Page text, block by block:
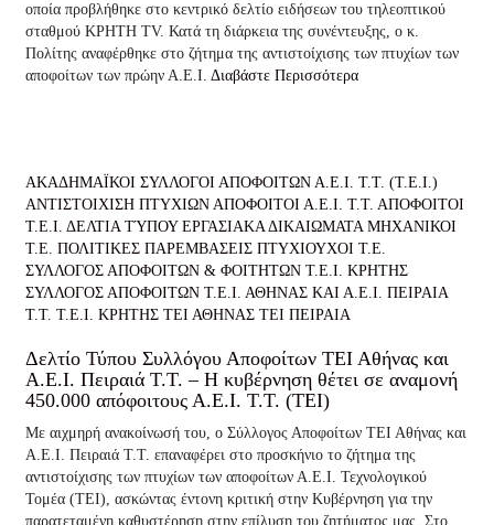
οποία προβλήθηκε στο κεντρικό δελτίο ειδήσεων του τηλεοπτικού
σταθμού ΚΡΗΤΗ TV. Κατά τη διάρκεια της συνέντευξης, ο κ.
Πολίτης αναφέρθηκε στο ζήτημα της αντιστοίχισης των πτυχίων των
αποφοίτων των πρώην Α.Ε.Ι. Διαβάστε Περισσότερα
ΑΚΑΔΗΜΑΪΚΟΙ ΣΥΛΛΟΓΟΙ ΑΠΟΦΟΙΤΩΝ Α.Ε.Ι. Τ.Τ. (Τ.Ε.Ι.)
ΑΝΤΙΣΤΟΙΧΙΣΗ ΠΤΥΧΙΩΝ ΑΠΟΦΟΙΤΟΙ Α.Ε.Ι. Τ.Τ. ΑΠΟΦΟΙΤΟΙ
Τ.Ε.Ι. ΔΕΛΤΙΑ ΤΎΠΟΥ ΕΡΓΑΣΙΑΚΑ ΔΙΚΑΙΩΜΑΤΑ ΜΗΧΑΝΙΚΟΙ
Τ.Ε.
ΠΟΛΙΤΙΚΕΣ ΠΑΡΕΜΒΑΣΕΙΣ ΠΤΥΧΙΟΥΧΟΙ Τ.Ε.
ΣΥΛΛΟΓΟΣ ΑΠΟΦΟΙΤΩΝ & ΦΟΙΤΗΤΩΝ Τ.Ε.Ι. ΚΡΗΤΗΣ
ΣΥΛΛΟΓΟΣ ΑΠΟΦΟΙΤΩΝ Τ.Ε.Ι. ΑΘΗΝΑΣ ΚΑΙ Α.Ε.Ι. ΠΕΙΡΑΙΑ
Τ.Τ. Τ.Ε.Ι. ΚΡΗΤΗΣ ΤΕΙ ΑΘΗΝΑΣ ΤΕΙ ΠΕΙΡΑΙΑ
Δελτίο Τύπου Συλλόγου Αποφοίτων ΤΕΙ Αθήνας και
Α.Ε.Ι. Πειραιά Τ.Τ. – Η κυβέρνηση θέτει σε αναμονή
450.000 απόφοιτους Α.Ε.Ι. Τ.Τ. (ΤΕΙ)
Με αιχμηρή ανακοίνωσή του, ο Σύλλογος Αποφοίτων ΤΕΙ Αθήνας και
Α.Ε.Ι. Πειραιά Τ.Τ. επαναφέρει στο προσκήνιο το ζήτημα της
αντιστοίχισης των πτυχίων των αποφοίτων Α.Ε.Ι. Τεχνολογικού
Τομέα (ΤΕΙ), ασκώντας έντονη κριτική στην Κυβέρνηση για την
παρατεταμένη καθυστέρηση στην επίλυση του ζητήματος μας. Στο